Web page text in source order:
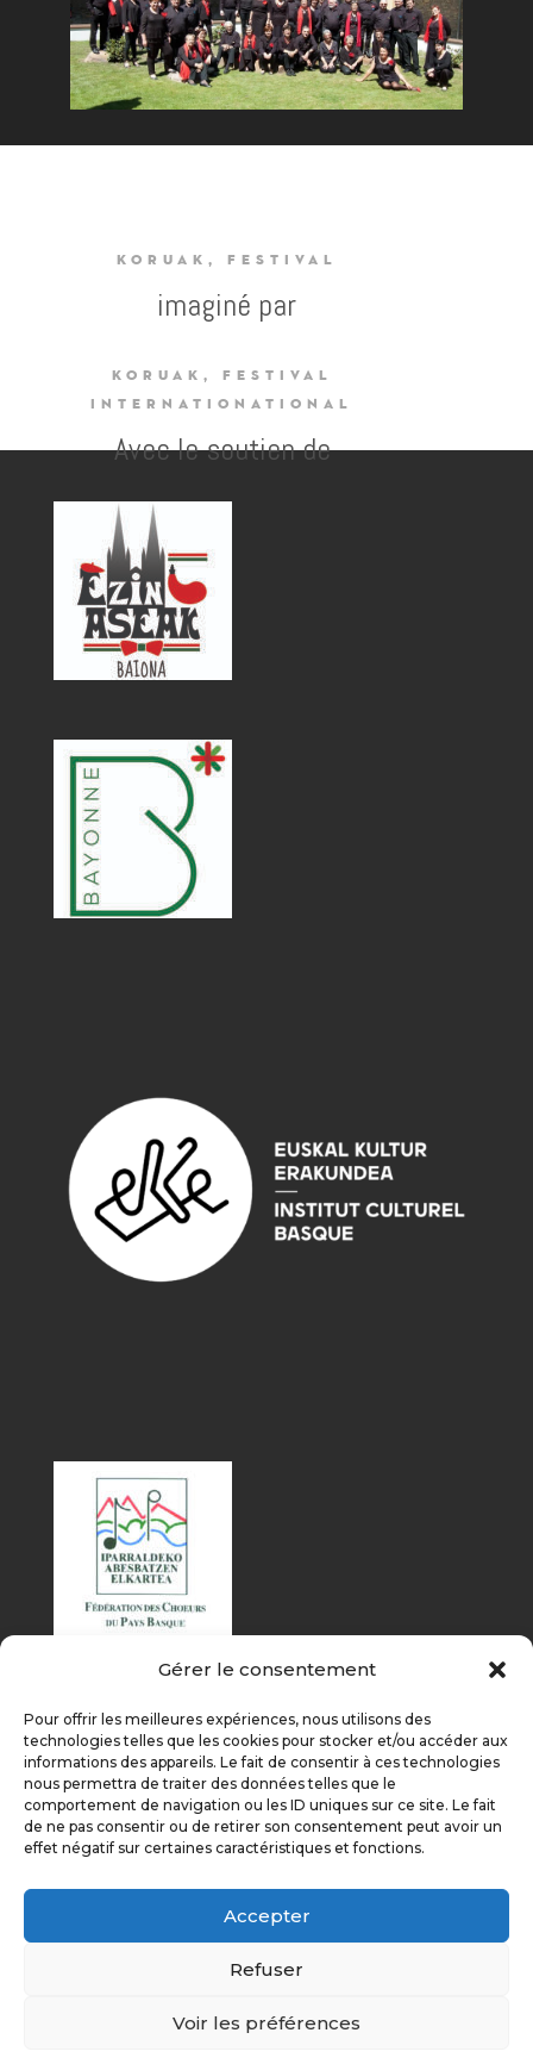
Gérer le consentement
Pour offrir les meilleures expériences, nous utilisons des
technologies telles que les cookies pour stocker et/ou accéder aux
informations des appareils. Le fait de consentir à ces technologies
nous permettra de traiter des données telles que le
comportement de navigation ou les ID uniques sur ce site. Le fait
de ne pas consentir ou de retirer son consentement peut avoir un
effet négatif sur certaines caractéristiques et fonctions.
Accepter
Refuser
Voir les préférences
KORUAK, FESTIVAL
imaginé par
KORUAK, FESTIVAL
INTERNATIONATIONAL
Avec le soutien de
Éditions précédentes
On parle de nous